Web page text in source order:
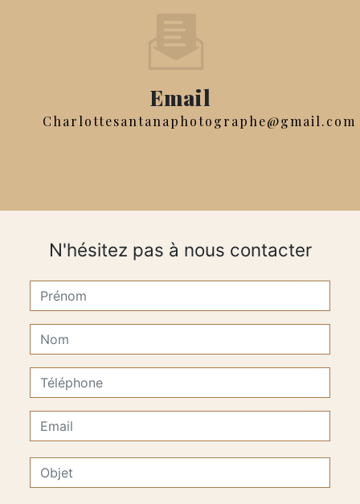
Email
charlottesantanaphotographe@gmail.com
N'hésitez pas à nous contacter